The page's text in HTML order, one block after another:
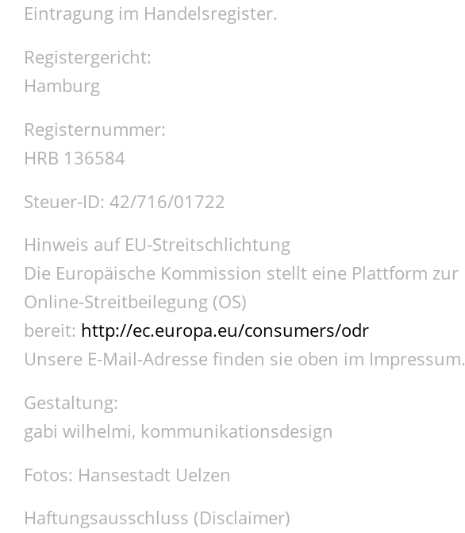
Eintragung im Handelsregister.
Registergericht:
Hamburg
Registernummer:
HRB 136584
Steuer-ID: 42/716/01722
Hinweis auf EU-Streitschlichtung
Die Europäische Kommission stellt eine Plattform zur
Online-Streitbeilegung (OS)
bereit: http://ec.europa.eu/consumers/odr
Unsere E-Mail-Adresse finden sie oben im Impressum.
Gestaltung:
gabi wilhelmi, kommunikationsdesign
Fotos: Hansestadt Uelzen
Haftungsausschluss (Disclaimer)